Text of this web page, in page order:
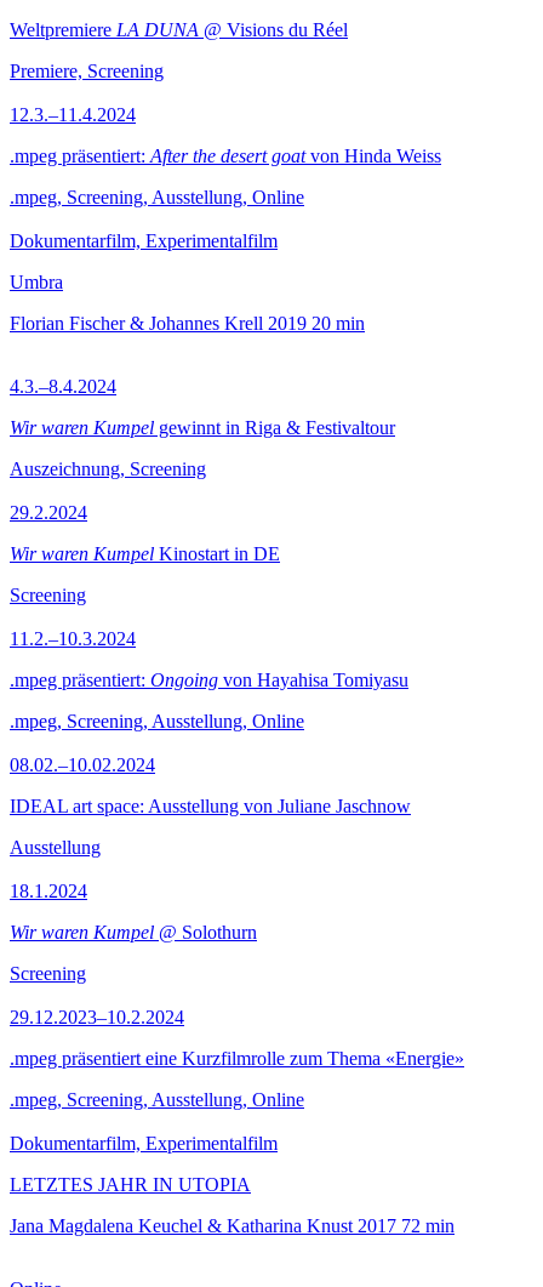
Weltpremiere LA DUNA @ Visions du Réel
Premiere, Screening
12.3.–11.4.2024
.mpeg präsentiert: After the desert goatvon Hinda Weiss
.mpeg, Screening, Ausstellung, Online
Dokumentarfilm, Experimentalfilm
Umbra
Florian Fischer & Johannes Krell 2019 20 min
4.3.–8.4.2024
Wir waren Kumpel gewinnt in Riga & Festivaltour
Auszeichnung, Screening
29.2.2024
Wir waren Kumpel Kinostart in DE
Screening
11.2.–10.3.2024
.mpeg präsentiert: Ongoing von Hayahisa Tomiyasu
.mpeg, Screening, Ausstellung, Online
08.02.–10.02.2024
IDEAL art space: Ausstellung von Juliane Jaschnow
Ausstellung
18.1.2024
Wir waren Kumpel @ Solothurn
Screening
29.12.2023–10.2.2024
.mpeg präsentiert eine Kurzfilmrolle zum Thema «Energie»
.mpeg, Screening, Ausstellung, Online
Dokumentarfilm, Experimentalfilm
LETZTES JAHR IN UTOPIA
Jana Magdalena Keuchel & Katharina Knust 2017 72 min